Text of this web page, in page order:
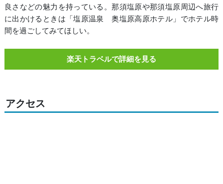
良さなどの魅力を持っている。那須塩原や那須塩原周辺へ旅行
に出かけるときは「塩原温泉 奥塩原高原ホテル」でホテル時
間を過ごしてみてほしい。
楽天トラベルで詳細を見る
アクセス